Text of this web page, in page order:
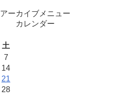
アーカイブメニュー
カレンダー
土
7
14
21
28